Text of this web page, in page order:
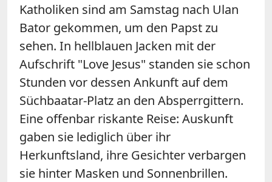
Katholiken sind am Samstag nach Ulan
Bator gekommen, um den Papst zu
sehen. In hellblauen Jacken mit der
Aufschrift "Love Jesus" standen sie schon
Stunden vor dessen Ankunft auf dem
Süchbaatar-Platz an den Absperrgittern.
Eine offenbar riskante Reise: Auskunft
gaben sie lediglich über ihr
Herkunftsland, ihre Gesichter verbargen
sie hinter Masken und Sonnenbrillen.